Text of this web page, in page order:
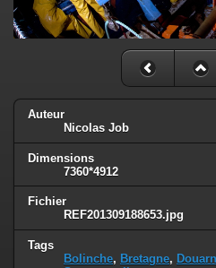
Auteur
Nicolas Job
Dimensions
7360*4912
Fichier
REF201309188653.jpg
Tags
Bolinche, Bretagne,